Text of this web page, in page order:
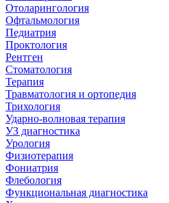
Отоларингология
Офтальмология
Педиатрия
Проктология
Рентген
Стоматология
Терапия
Травматология и ортопедия
Трихология
Ударно-волновая терапия
УЗ диагностика
Урология
Физиотерапия
Фониатрия
Флебология
Функциональная диагностика